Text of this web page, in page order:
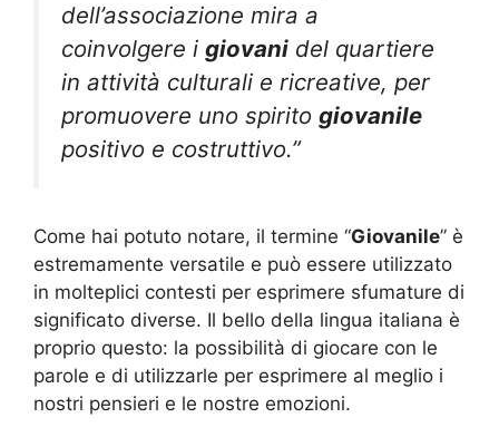
dell’associazione mira a
coinvolgere i giovani del quartiere
in attività culturali e ricreative, per
promuovere uno spirito giovanile
positivo e costruttivo.”
Come hai potuto notare, il termine “Giovanile” è
estremamente versatile e può essere utilizzato
in molteplici contesti per esprimere sfumature di
significato diverse. Il bello della lingua italiana è
proprio questo: la possibilità di giocare con le
parole e di utilizzarle per esprimere al meglio i
nostri pensieri e le nostre emozioni.